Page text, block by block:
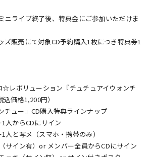
ニライブ終了後、特典会にご参加いただけま
ズ販売にて対象CD予約購入1枚につき特典券1
レボリューション『チュチュアイウォンチ
価格1,200円）
ュー」CD購入特典ラインナップ
人からCDにサイン
人と写メ（スマホ・携帯のみ）
サイン有）or メンバー全員からCDにサイン